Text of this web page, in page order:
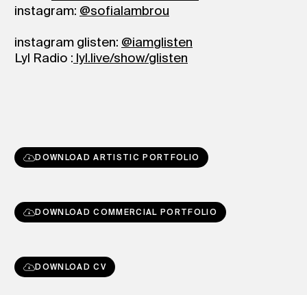
instagram: @sofialambrou
instagram glisten: @iamglisten
Lyl Radio : lyl.live/show/glisten
DOWNLOAD ARTISTIC PORTFOLIO
DOWNLOAD COMMERCIAL PORTFOLIO
DOWNLOAD CV